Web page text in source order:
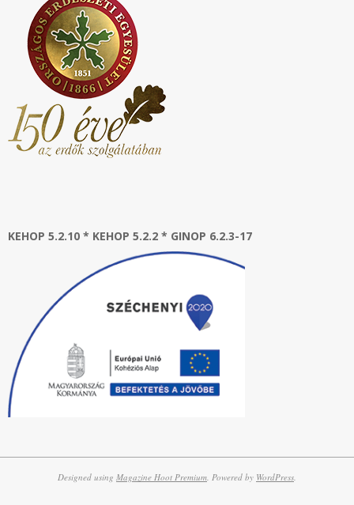
KEHOP 5.2.10 * KEHOP 5.2.2 * GINOP 6.2.3-17
Designed using Magazine Hoot Premium. Powered by WordPress.